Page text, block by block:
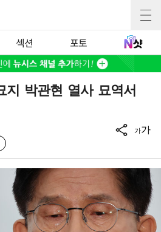
섹션 포토
지 박관현 열사 묘역서
가가